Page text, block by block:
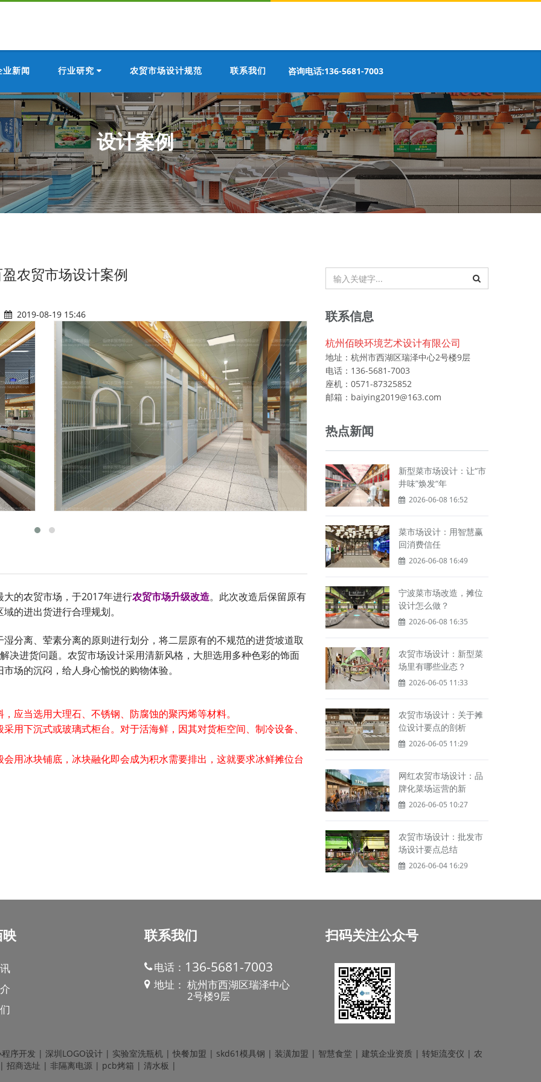
业新闻 行业研究 农贸市场设计规范 联系我们 咨询电话:136-5681-7003
设计案例
农贸市场设计案例
2019-08-19 15:46
的农贸市场，于2017年进行农贸市场升级改造。此次改造后保留原有
的进出货进行合理规划。
分离、荤素分离的原则进行划分，将二层原有的不规范的进货坡道取
决进货问题。农贸市场设计采用清新风格，大胆选用多种色彩的饰面
场的沉闷，给人身心愉悦的购物体验。
当选用大理石、不锈钢、防腐蚀的聚丙烯等材料。
下沉式或玻璃式柜台。对于活海鲜，因其对货柜空间、制冷设备、
冰块铺底，冰块融化即会成为积水需要排出，这就要求冰鲜摊位台
联系信息
杭州佰映环境艺术设计有限公司
地址：杭州市西湖区瑞泽中心2号楼9层
电话：136-5681-7003
座机：0571-87325852
邮箱：baiying2019@163.com
热点新闻
新型菜市场设计：让“市
井味”焕发“年
2026-06-08 16:52
菜市场设计：用智慧赢
回消费信任
2026-06-08 16:49
宁波菜市场改造，摊位
设计怎么做？
2026-06-08 16:35
农贸市场设计：新型菜
场里有哪些业态？
2026-06-05 11:33
农贸市场设计：关于摊
位设计要点的剖析
2026-06-05 11:29
网红农贸市场设计：品
牌化菜场运营的新
2026-06-05 10:27
农贸市场设计：批发市
场设计要点总结
2026-06-04 16:29
映 联系我们
电话： 136-5681-7003
地址： 杭州市西湖区瑞泽中心
2号楼9层
扫码关注公众号
序开发 | 深圳LOGO设计 | 实验室洗瓶机 | 快餐加盟 | skd61模具钢 | 装潢加盟 | 智慧食堂 | 建筑企业资质 | 转矩流变仪 | 农
招商选址 | 非隔离电源 | pcb烤箱 | 清水板 |